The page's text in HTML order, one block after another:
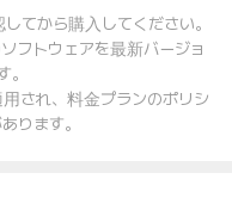
てから購入してください。
フトウェアを最新バージョ
され、料金プランのポリシ
ります。